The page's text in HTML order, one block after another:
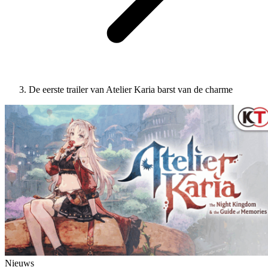
De eerste trailer van Atelier Karia barst van de charme
Nieuws